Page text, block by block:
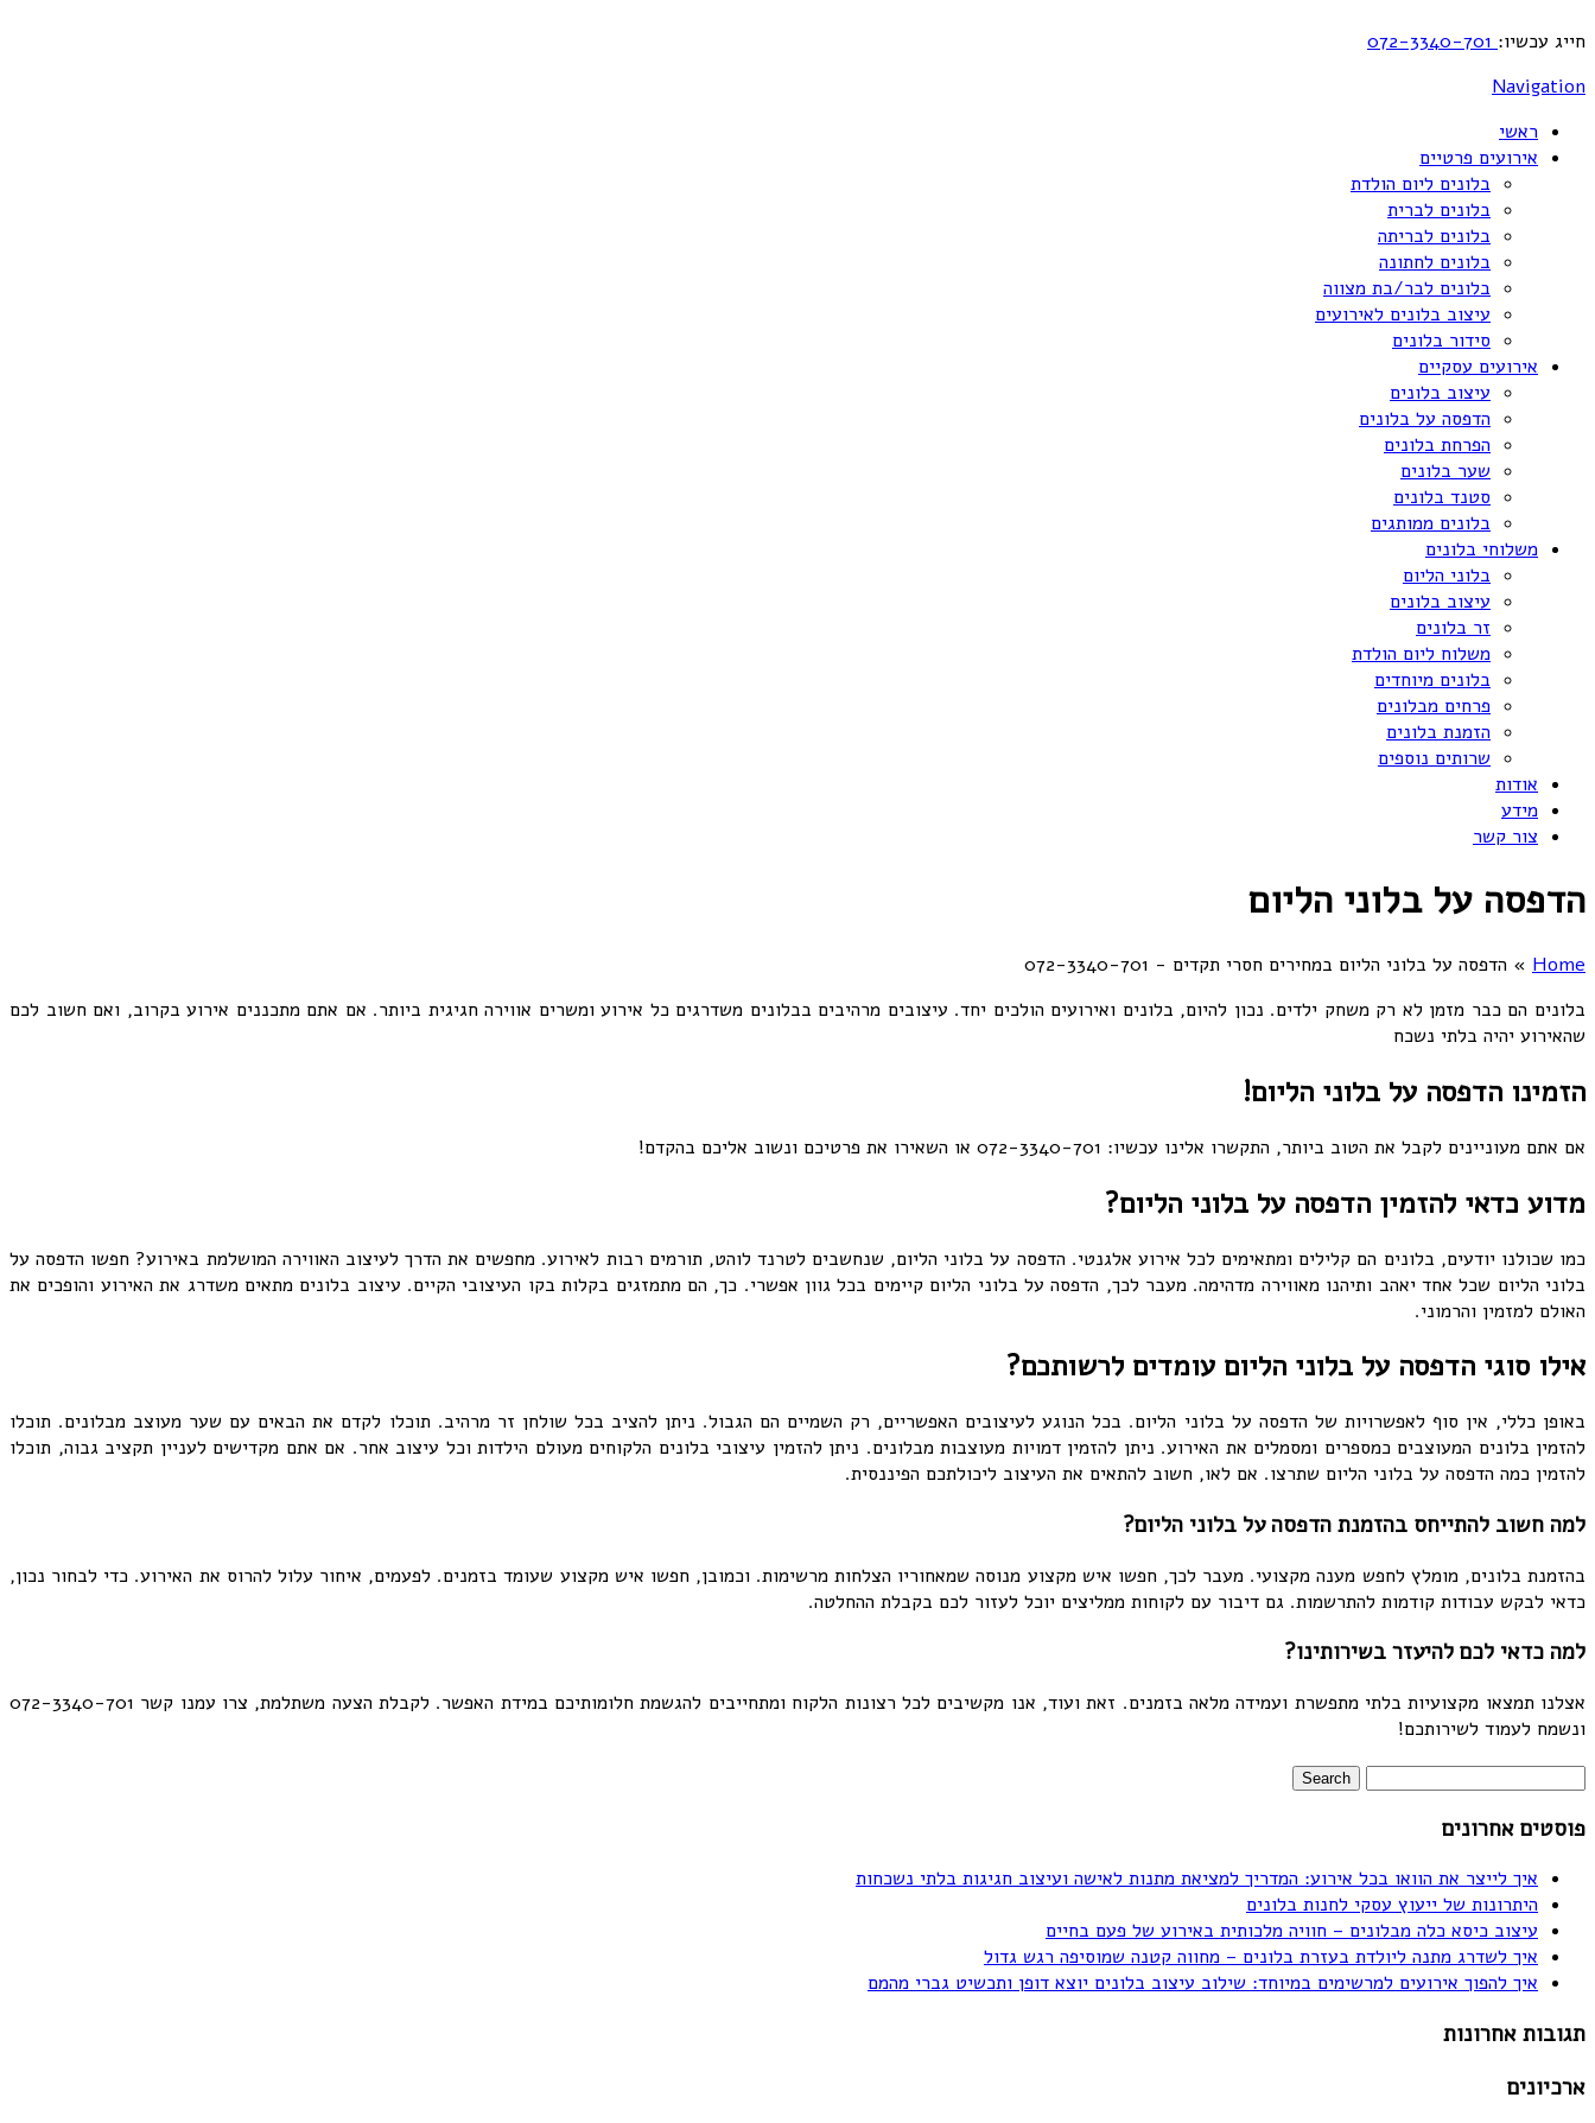
חייג עכשיו:
Navigation
ראשי
אירועים פרטיים
בלונים ליום הולדת
בלונים לברית
בלונים לבריתה
בלונים לחתונה
בלונים לבר/בת מצווה
עיצוב בלונים לאירועים
סידור בלונים
אירועים עסקיים
עיצוב בלונים
הדפסה על בלונים
הפרחת בלונים
שער בלונים
סטנד בלונים
בלונים ממותגים
משלוחי בלונים
בלוני הליום
עיצוב בלונים
זר בלונים
משלוח ליום הולדת
בלונים מיוחדים
פרחים מבלונים
הזמנת בלונים
שרותים נוספים
אודות
מידע
צור קשר
הדפסה על בלוני הליום
Home
» הדפסה על בלוני הליום במחירים חסרי תקדים - 072-3340-701
בלונים הם כבר מזמן לא רק משחק ילדים. נכון להיום, בלונים ואירועים הולכים יחד. עיצובים מרהיבים בבלונים משדרגים כל אירוע ומשרים אווירה חגיגית ביותר. אם אתם מתכננים אירוע בקרוב, ואם חשוב לכם
שהאירוע יהיה בלתי נשכח
הזמינו הדפסה על בלוני הליום!
אם אתם מעוניינים לקבל את הטוב ביותר, התקשרו אלינו עכשיו: 072-3340-701 או השאירו את פרטיכם ונשוב אליכם בהקדם!
מדוע כדאי להזמין הדפסה על בלוני הליום?
כמו שכולנו יודעים, בלונים הם קלילים ומתאימים לכל אירוע אלגנטי. הדפסה על בלוני הליום, שנחשבים לטרנד לוהט, תורמים רבות לאירוע. מחפשים את הדרך לעיצוב האווירה המושלמת באירוע? חפשו הדפסה על
בלוני הליום שכל אחד יאהב ותיהנו מאווירה מדהימה. מעבר לכך, הדפסה על בלוני הליום קיימים בכל גוון אפשרי. כך, הם מתמזגים בקלות בקו העיצובי הקיים. עיצוב בלונים מתאים משדרג את האירוע והופכים את
האולם למזמין והרמוני.
אילו סוגי הדפסה על בלוני הליום עומדים לרשותכם?
באופן כללי, אין סוף לאפשרויות של הדפסה על בלוני הליום. בכל הנוגע לעיצובים האפשריים, רק השמיים הם הגבול. ניתן להציב בכל שולחן זר מרהיב. תוכלו לקדם את הבאים עם שער מעוצב מבלונים. תוכלו
להזמין בלונים המעוצבים כמספרים ומסמלים את האירוע. ניתן להזמין דמויות מעוצבות מבלונים. ניתן להזמין עיצובי בלונים הלקוחים מעולם הילדות וכל עיצוב אחר. אם אתם מקדישים לעניין תקציב גבוה, תוכלו
להזמין כמה הדפסה על בלוני הליום שתרצו. אם לאו, חשוב להתאים את העיצוב ליכולתכם הפיננסית.
למה חשוב להתייחס בהזמנת הדפסה על בלוני הליום?
בהזמנת בלונים, מומלץ לחפש מענה מקצועי. מעבר לכך, חפשו איש מקצוע מנוסה שמאחוריו הצלחות מרשימות. וכמובן, חפשו איש מקצוע שעומד בזמנים. לפעמים, איחור עלול להרוס את האירוע. כדי לבחור נכון,
כדאי לבקש עבודות קודמות להתרשמות. גם דיבור עם לקוחות ממליצים יוכל לעזור לכם בקבלת ההחלטה.
למה כדאי לכם להיעזר בשירותינו?
אצלנו תמצאו מקצועיות בלתי מתפשרת ועמידה מלאה בזמנים. זאת ועוד, אנו מקשיבים לכל רצונות הלקוח ומתחייבים להגשמת חלומותיכם במידת האפשר. לקבלת הצעה משתלמת, צרו עמנו קשר 072-3340-701
ונשמח לעמוד לשירותכם!
פוסטים אחרונים
איך לייצר את הוואו בכל אירוע: המדריך למציאת מתנות לאישה ועיצוב חגיגות בלתי נשכחות
היתרונות של ייעוץ עסקי לחנות בלונים
עיצוב כיסא כלה מבלונים – חוויה מלכותית באירוע של פעם בחיים
איך לשדרג מתנה ליולדת בעזרת בלונים – מחווה קטנה שמוסיפה רגש גדול
איך להפוך אירועים למרשימים במיוחד: שילוב עיצוב בלונים יוצא דופן ותכשיט גברי מהמם
תגובות אחרונות
ארכיונים